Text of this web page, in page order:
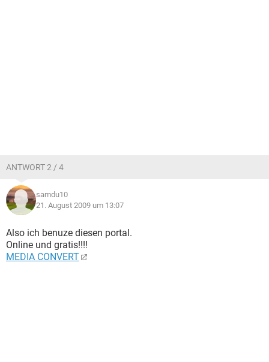
ANTWORT 2 / 4
samdu10
21. August 2009 um 13:07
Also ich benuze diesen portal.
Online und gratis!!!!
MEDIA CONVERT